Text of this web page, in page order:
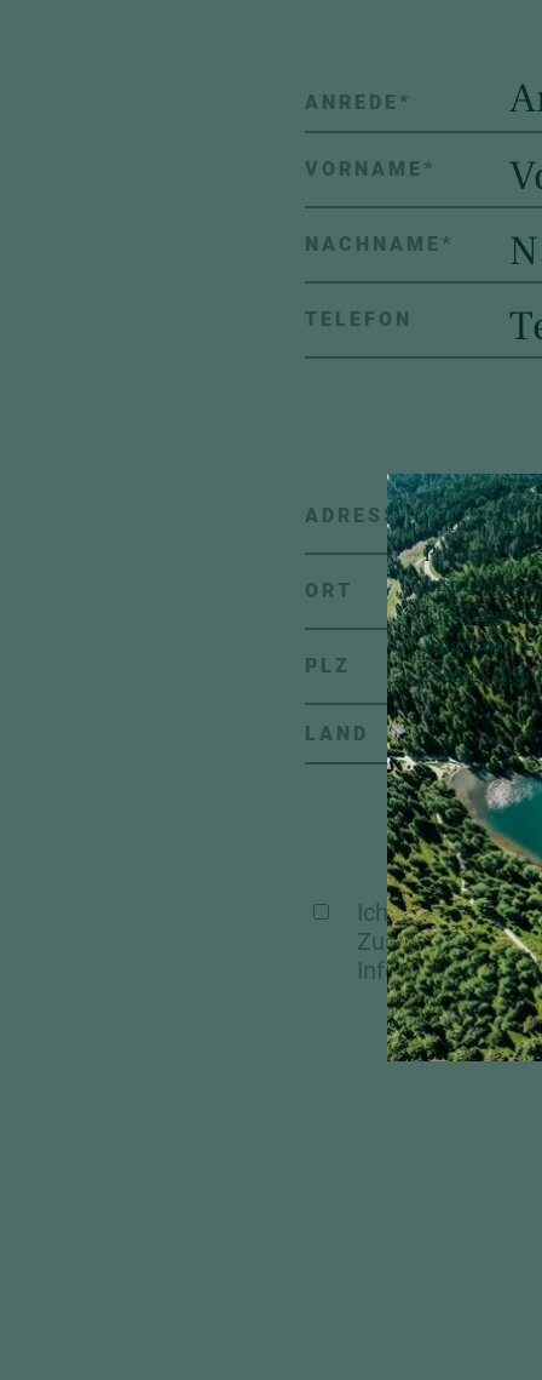
Immer ein
Postfach:
Angebote –
ANREDE*
VORNAME*
NACHNAME*
TELEFON
ADRESSE
ORT
PLZ
LAND
Ich stimme zu,
Zusendung von
Informationen